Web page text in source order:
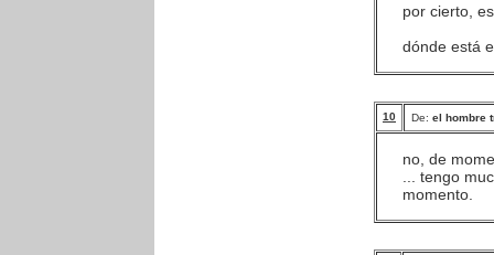
por cierto,
dónde está
10 De: el hombre
no, de
... tengo
momento.